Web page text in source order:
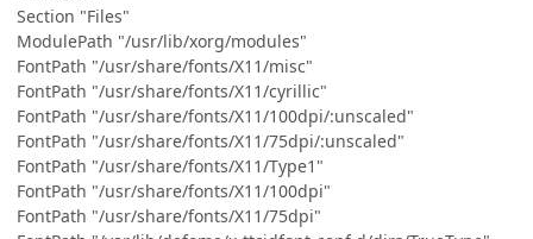
Section "Files"
ModulePath "/usr/lib/xorg/modules"
FontPath "/usr/share/fonts/X11/misc"
FontPath "/usr/share/fonts/X11/cyrillic"
FontPath "/usr/share/fonts/X11/100dpi/:unscaled"
FontPath "/usr/share/fonts/X11/75dpi/:unscaled"
FontPath "/usr/share/fonts/X11/Type1"
FontPath "/usr/share/fonts/X11/100dpi"
FontPath "/usr/share/fonts/X11/75dpi"